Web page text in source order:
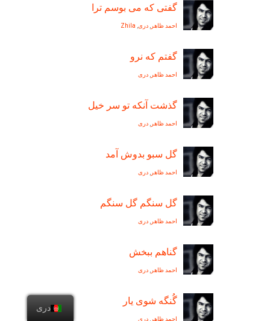
گفتی که می بوسم ترا
احمد ظاهر دری,
Zhila
گفتم که نرو
احمد ظاهر دری
گذشت آنکه تو سر خيل
احمد ظاهر دری
گل سبو بدوش آمد
احمد ظاهر دری
گل سنگم گل سنگم
احمد ظاهر دری
گناهم ببخش
احمد ظاهر دری
گُنگه شوی یار
احمد ظاهر دری
دری